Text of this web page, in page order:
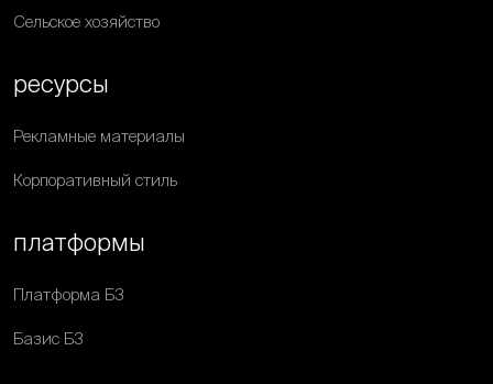
Сельское хозяйство
ресурсы
Рекламные материалы
Корпоративный стиль
платформы
Платформа Б3
Базис Б3